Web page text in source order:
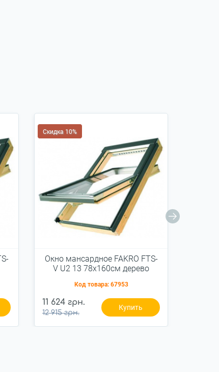
Скидка 10%
Окно мансардное FAKRO FTS-
V U2 13 78x160см дерево
Код товара: 67953
11 624 грн.
12 915 грн.
Купить